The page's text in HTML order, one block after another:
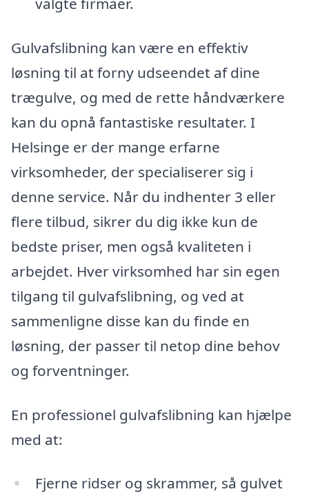
Gulvafslibning kan være en effektiv
løsning til at forny udseendet af dine
trægulve, og med de rette håndværkere
kan du opnå fantastiske resultater. I
Helsinge er der mange erfarne
virksomheder, der specialiserer sig i
denne service. Når du indhenter 3 eller
flere tilbud, sikrer du dig ikke kun de
bedste priser, men også kvaliteten i
arbejdet. Hver virksomhed har sin egen
tilgang til gulvafslibning, og ved at
sammenligne disse kan du finde en
løsning, der passer til netop dine behov
og forventninger.
En professionel gulvafslibning kan hjælpe
med at:
Fjerne ridser og skrammer, så gulvet